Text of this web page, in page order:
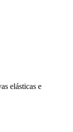
elásticas e